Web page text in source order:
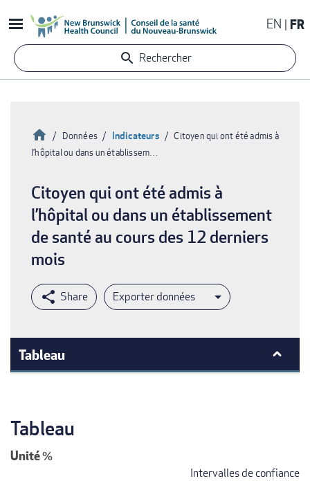
au
contenu
principal
EN FR
Rechercher
Fil
d'Ariane
Accueil
Données Indicateurs
Citoyen qui ont été admis à
l’hôpital ou dans un établissem…
Citoyen qui ont été admis à
l’hôpital ou dans un établissement
de santé au cours des 12 derniers
mois
Exporter données
Tableau
Tableau
Unité%
Intervalles de confiance